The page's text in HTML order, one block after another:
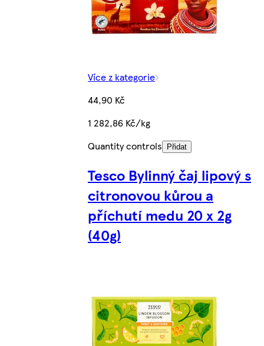
Více z kategorie
44,90 Kč
1 282,86 Kč/kg
Quantity controls
Přidat
Tesco Bylinný čaj lipový s
citronovou kůrou a
příchutí medu 20 x 2g
(40g)